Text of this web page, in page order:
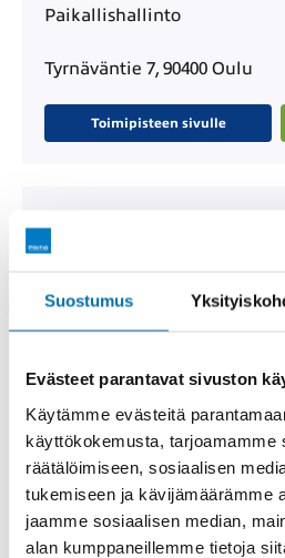
Suostumus
Evästeet parantavat sivuston
Käytämme evästeitä
käyttökokemusta, tarjoamamme
räätälöimiseen, sosiaalisen
tukemiseen ja kävijämäärämme
jaamme sosiaalisen median,
alan kumppaneillemme tietoja
Paikallishallinto
Tyrnäväntie 7, 90400 Oulu
Toimipisteen sivulle
Pörhö Keminmaa
Uudet autot, Vaihtoautot,
Kauppakuja 6, 94450
Toimipisteen sivulle
Pörhö Lapin Auto
Uudet autot, Vaihtoautot,
Fiksaamo, Paikallishallinto